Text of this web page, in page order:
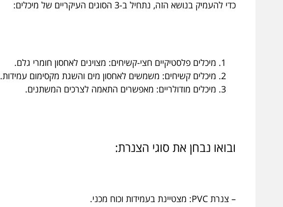
כדי להעמיק בנושא הזה, נתחיל ב-3 הסוגים העיקריים של מיכלים:
מיכלים פלסטיקיים חצי-קשיחים: מצוינים לאחסון חומרי גלם.
מיכלים קשיחים: משמשים לאחסון מים והשגת מקסימום עמידות.
מיכלים מודולריים: מאפשרים התאמה לצרכים המשתנים.
ובואו נבחן את סוגי הצנרת:
– צנרת PVC: מצטיינת בעמידות וכוח מכני.